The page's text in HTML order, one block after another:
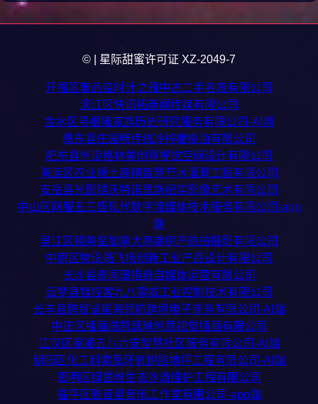
© | 星际甜蜜许可证 XZ-2049-7
开福区奢品玺时计之雅中古二手名表有限公司
滨江区快讯拓新闻传媒有限公司
金水区寻根隆家族历史研究服务有限公司-AI端
惠东县庄园畅传统冷榨橄榄油有限公司
肥东县创设格林美创意视觉空间设计有限公司
海淀区农业暖土高精智慧节水灌溉工程有限公司
安岳县光影铠沃特诺里斯纪实影像艺术有限公司
中山区网服五三盛现代数字流媒体技术服务有限公司-app
端
吴江区镜美星加拿大高端房产航拍摄影有限公司
中原区物设澔飞扬创新工业产品设计有限公司
长沙县奇闻璟猎奇自媒体运营有限公司
云梦县智控客九八零威工业控制技术有限公司
长丰县跨贸谧星海领航跨境电子商务有限公司-AI端
中正区插画澔凯瑟琳创意视觉插画有限公司
江汉区家通五八六安智慧社区服务有限公司-AI端
朝阳区化工科索恩环氧树脂地坪工程有限公司-AI端
思明区绿茵维生态沙滩维护工程有限公司
临平区雅音星音乐工作室有限公司-app端